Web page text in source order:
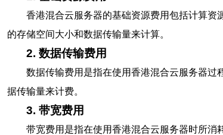
香港混合云服务器的基础资源费用包括计算资
的存储空间大小和数据传输量来计算。
2. 数据传输费用
数据传输费用是指在使用香港混合云服务器
据传输量来计费。
3. 带宽费用
带宽费用是指在使用香港混合云服务器时所消